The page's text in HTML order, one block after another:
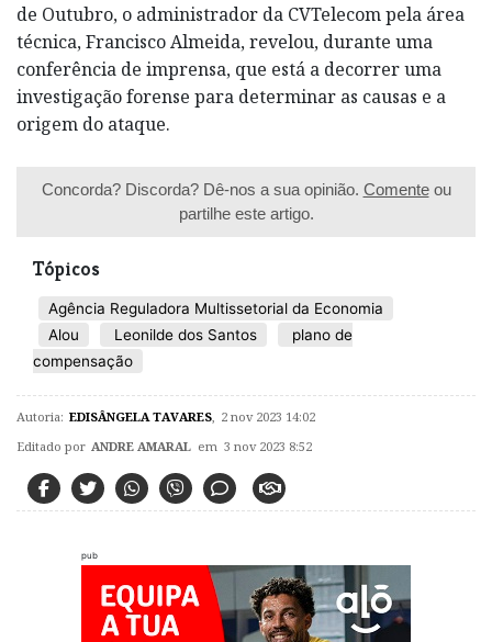
de Outubro, o administrador da CVTelecom pela área
técnica, Francisco Almeida, revelou, durante uma
conferência de imprensa, que está a decorrer uma
investigação forense para determinar as causas e a
origem do ataque.
Concorda? Discorda? Dê-nos a sua opinião. Comenteou
partilhe este artigo.
Tópicos
Agência Reguladora Multissetorial da Economia
Alou
Leonilde dos Santos
plano de
compensação
Autoria: EDISÂNGELA TAVARES 2 nov 2023 14:02
Editado por ANDRE AMARAL em 3 nov 2023 8:52
pub